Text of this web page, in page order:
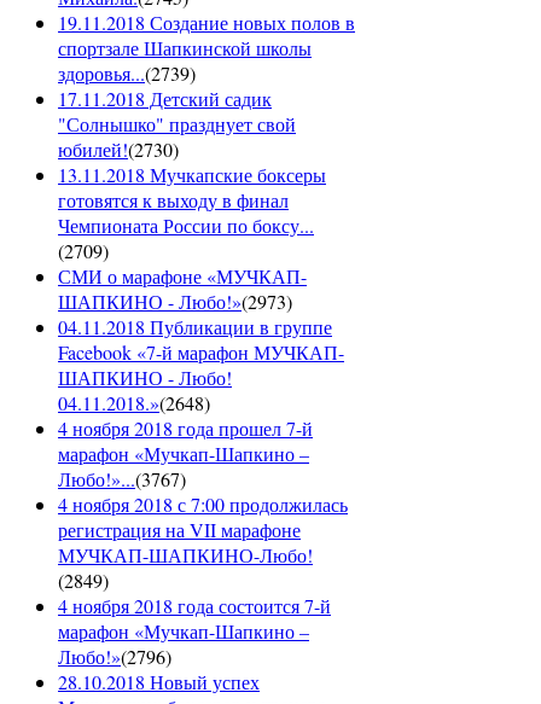
19.11.2018 Создание новых полов в
спортзале Шапкинской школы
здоровья...(2739)
17.11.2018 Детский садик
"Солнышко" празднует свой
юбилей!(2730)
13.11.2018 Мучкапские боксеры
готовятся к выходу в финал
Чемпионата России по боксу...
(2709)
СМИ о марафоне «МУЧКАП-
ШАПКИНО - Любо!»(2973)
04.11.2018 Публикации в группе
Facebook «7-й марафон МУЧКАП-
ШАПКИНО - Любо!
04.11.2018.»(2648)
4 ноября 2018 года прошел 7-й
марафон «Мучкап-Шапкино –
Любо!»...(3767)
4 ноября 2018 с 7:00 продолжилась
регистрация на VII марафоне
МУЧКАП-ШАПКИНО-Любо!
(2849)
4 ноября 2018 года состоится 7-й
марафон «Мучкап-Шапкино –
Любо!»(2796)
28.10.2018 Новый успех